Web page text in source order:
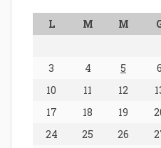
L M M
3
4 5 6
10
11 12
17
18 19
24
25 26